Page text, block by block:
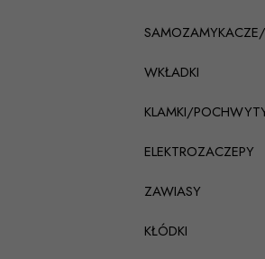
WKŁADKI
KLAMKI/
ELEKTROZACZEPY
ZAWIASY
KŁÓDKI